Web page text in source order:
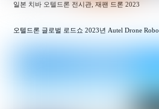
일본 치바 오텔드론 전시관, 재팬 드론 2023
오텔드론 글로벌 로드쇼 2023년 Autel Drone